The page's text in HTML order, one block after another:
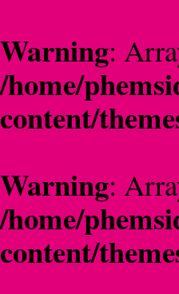
Warning:
/home/
content/
Warning:
/home/
content/